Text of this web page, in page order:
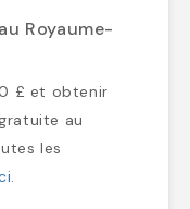
Royaume-
£ et obtenir
au
les
.